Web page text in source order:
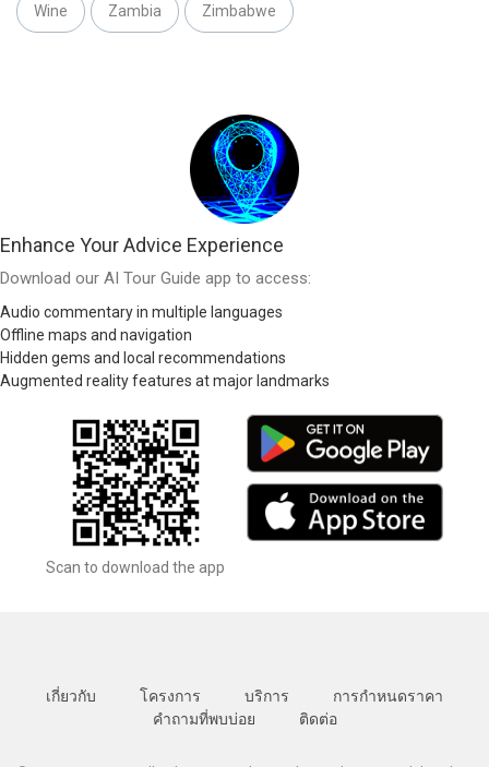
Wine Zambia Zimbabwe
Enhance Your Advice Experience
Download our AI Tour Guide app to access:
Audio commentary in multiple languages
Offline maps and navigation
Hidden gems and local recommendations
Augmented reality features at major landmarks
Scan to download the app
เกี่ยวกับ โครงการ บริการ
การกำหนดราคา
คำถามที่พบบ่อย
ติดต่อ